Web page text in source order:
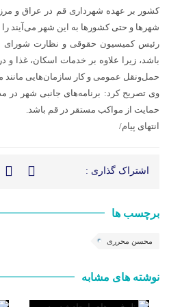
شهرها و حتی کشورها به این شهر می‌آیند را
رئیس کمیسیون حقوقی و نظارت شورای
باشد، زیرا علاوه بر خدمات اسکان، غذا
حمل‌ونقل عمومی و کار سازمان‌هایی مانند
حمایت از مواکب مستقر در قم باشد.
انتهای پیام/
اشتراک گذاری :
برچسب ها
محسن محرری
نوشته های مشابه